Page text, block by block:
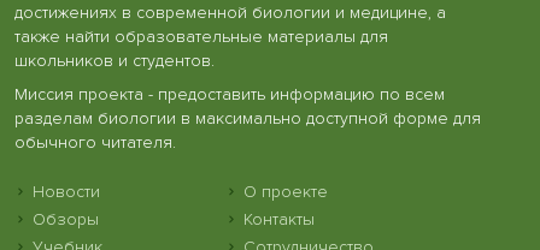
достижениях в современной биологии и медицине, а
также найти образовательные материалы для
школьников и студентов.
Миссия проекта - предоставить информацию по всем
разделам биологии в максимально доступной форме для
обычного читателя.
Новости
Обзоры
О проекте
Контакты